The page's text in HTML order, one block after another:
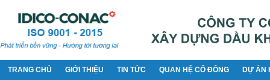
TRANG CHỦ GIỚI THIỆU TIN TỨC QUAN HỆ CỔ ĐÔNG DỰ ÁN